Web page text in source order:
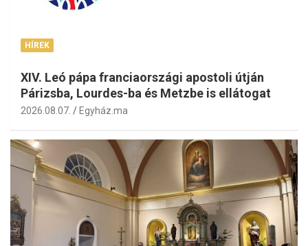
HÍREK
XIV. Leó pápa franciaországi apostoli útján
Párizsba, Lourdes-ba és Metzbe is ellátogat
2026.08.07. Egyház.ma